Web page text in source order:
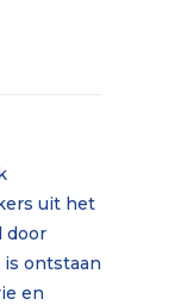
uit het
door
is ontstaan
en